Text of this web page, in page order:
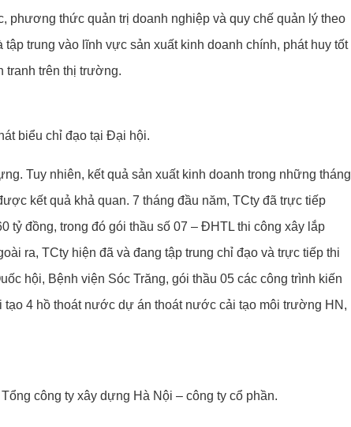
phương thức quản trị doanh nghiệp và quy chế quản lý theo
trung vào lĩnh vực sản xuất kinh doanh chính, phát huy tốt
tranh trên thị trường.
biểu chỉ đạo tại Đại hội.
Tuy nhiên, kết quả sản xuất kinh doanh trong những tháng
kết quả khả quan. 7 tháng đầu năm, TCty đã trực tiếp
tỷ đồng, trong đó gói thầu số 07 – ĐHTL thi công xây lắp
ra, TCty hiện đã và đang tập trung chỉ đạo và trực tiếp thi
hội, Bệnh viện Sóc Trăng, gói thầu 05 các công trình kiến
4 hồ thoát nước dự án thoát nước cải tạo môi trường HN,
công ty xây dựng Hà Nội – công ty cổ phần.